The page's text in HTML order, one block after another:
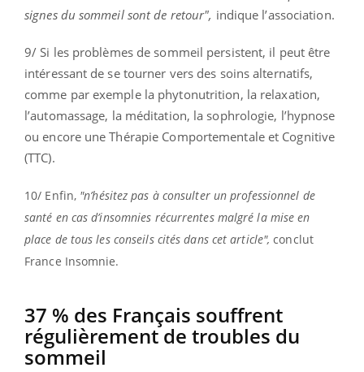
signes du sommeil sont de retour", indique l’association.
9/ Si les problèmes de sommeil persistent, il peut être
intéressant de se tourner vers des soins alternatifs,
comme par exemple la phytonutrition, la relaxation,
l’automassage, la méditation, la sophrologie, l’hypnose
ou encore une Thérapie Comportementale et Cognitive
(TTC).
10/ Enfin, "n’hésitez pas à consulter un professionnel de
santé en cas d’insomnies récurrentes malgré la mise en
place de tous les conseils cités dans cet article",conclut
France Insomnie.
37 % des Français souffrent
régulièrement de troubles du
sommeil